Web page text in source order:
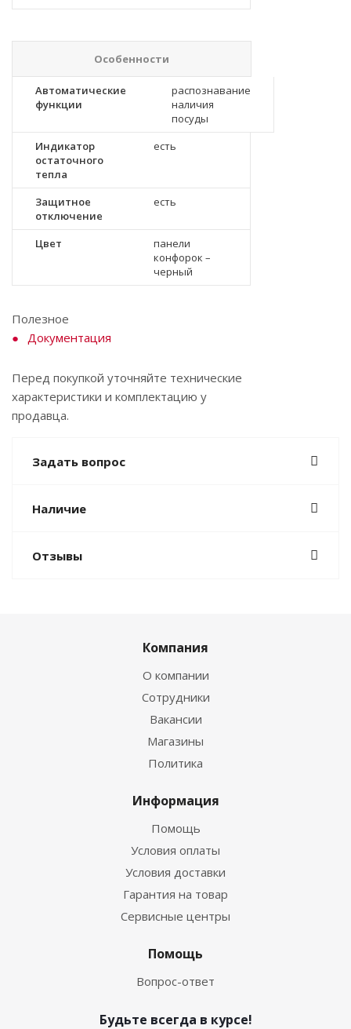
Особенности
Автоматические
функции
распознавание
наличия
посуды
Индикатор
остаточного
тепла
есть
Защитное
отключение
есть
Цвет
панели
конфорок –
черный
Полезное
Документация
Перед покупкой уточняйте технические
характеристики и комплектацию у
продавца.
Задать вопрос
Наличие
Отзывы
Компания
О компании
Сотрудники
Вакансии
Магазины
Политика
Информация
Помощь
Условия оплаты
Условия доставки
Гарантия на товар
Сервисные центры
Помощь
Вопрос-ответ
Будьте всегда в курсе!